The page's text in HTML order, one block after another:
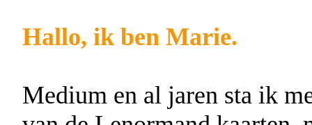
Hallo, ik ben Marie.
Medium en al jaren sta ik